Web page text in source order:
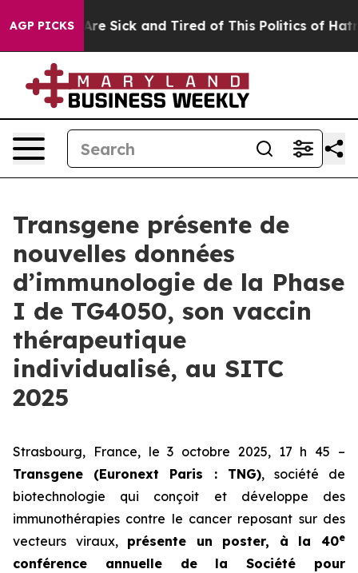
AGP PICKSAre Sick and Tired of This Politics of Hatred”
Transgene présente de
nouvelles données
d’immunologie de la Phase
I de TG4050, son vaccin
thérapeutique
individualisé, au SITC
2025
Strasbourg, France, le 3 octobre 2025, 17 h 45 –
Transgene (Euronext Paris : TNG), société de
biotechnologie qui conçoit et développe des
immunothérapies contre le cancer reposant sur des
vecteurs viraux, présente un poster, à la 40e
conférence annuelle de la Société pour